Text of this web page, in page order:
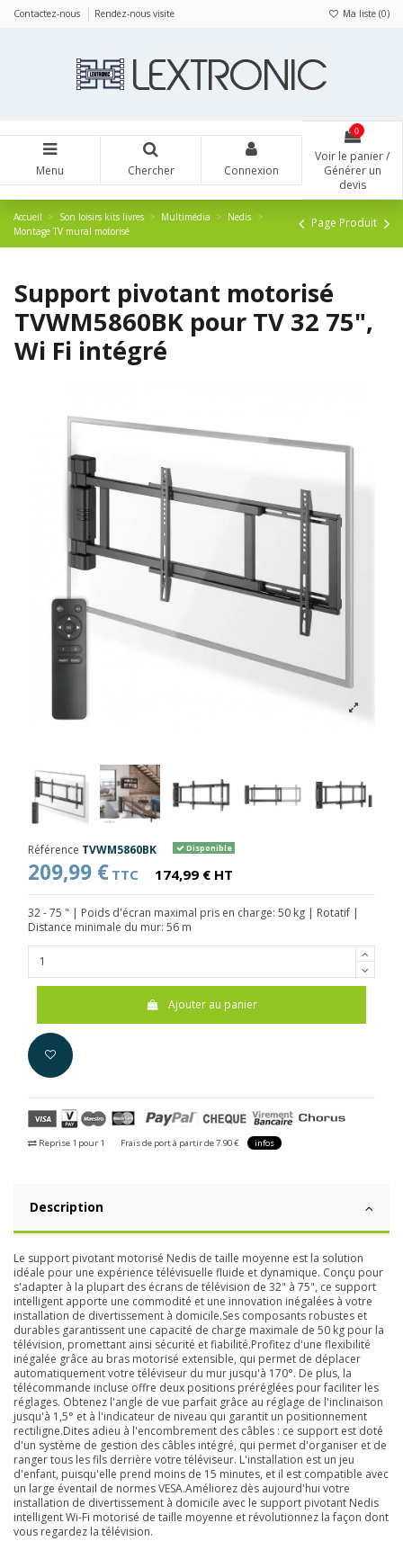
Contactez-nous Rendez-nous visite Ma liste (0)
Menu Chercher Connexion
0
Voir le panier /
Générer un
devis
Accueil Son loisirs kits livres Multimédia
Nedis
Montage TV mural motorisé
Page Produit
Support pivotant motorisé
TVWM5860BK pour TV 32 75",
Wi Fi intégré
Référence TVWM5860BK Disponible
209,99 € TTC 174,99 € HT
32 - 75 " | Poids d'écran maximal pris en charge: 50 kg | Rotatif |
Distance minimale du mur: 56 m
Ajouter au panier
Reprise 1 pour 1 Frais de port à partir de 7.90 € infos
Description
Le support pivotant motorisé Nedis de taille moyenne est la solution
idéale pour une expérience télévisuelle fluide et dynamique. Conçu pour
s'adapter à la plupart des écrans de télévision de 32" à 75", ce support
intelligent apporte une commodité et une innovation inégalées à votre
installation de divertissement à domicile.Ses composants robustes et
durables garantissent une capacité de charge maximale de 50 kg pour la
télévision, promettant ainsi sécurité et fiabilité.Profitez d'une flexibilité
inégalée grâce au bras motorisé extensible, qui permet de déplacer
automatiquement votre téléviseur du mur jusqu'à 170°. De plus, la
télécommande incluse offre deux positions préréglées pour faciliter les
réglages. Obtenez l'angle de vue parfait grâce au réglage de l'inclinaison
jusqu'à 1,5° et à l'indicateur de niveau qui garantit un positionnement
rectiligne.Dites adieu à l'encombrement des câbles : ce support est doté
d'un système de gestion des câbles intégré, qui permet d'organiser et de
ranger tous les fils derrière votre téléviseur. L'installation est un jeu
d'enfant, puisqu'elle prend moins de 15 minutes, et il est compatible avec
un large éventail de normes VESA.Améliorez dès aujourd'hui votre
installation de divertissement à domicile avec le support pivotant Nedis
intelligent Wi-Fi motorisé de taille moyenne et révolutionnez la façon dont
vous regardez la télévision.
Panneau de gestion des cookies